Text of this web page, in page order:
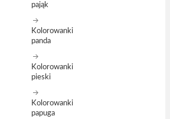
pająk
Kolorowanki
panda
Kolorowanki
pieski
Kolorowanki
papuga